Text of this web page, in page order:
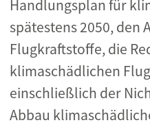
Handlungsplan für
spätestens 2050, den
Flugkraftstoffe, die
klimaschädlichen
einschließlich der
Abbau